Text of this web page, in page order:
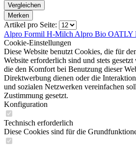
Vergleichen
Merken
Artikel pro Seite:
Alpro Formil H-Milch Alpro Bio OATLY
Cookie-Einstellungen
Diese Website benutzt Cookies, die für
Website erforderlich sind und stets
die den Komfort bei Benutzung dieser
Direktwerbung dienen oder die
und sozialen Netzwerken vereinfachen
Zustimmung gesetzt.
Konfiguration
Technisch erforderlich
Diese Cookies sind für die